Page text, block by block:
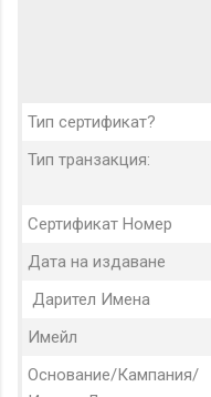
Тип сертификат?
Тип транзакция:
Сертификат Номер
Дата на издаване
Дарител Имена
Имейл
Основание/Кампания/